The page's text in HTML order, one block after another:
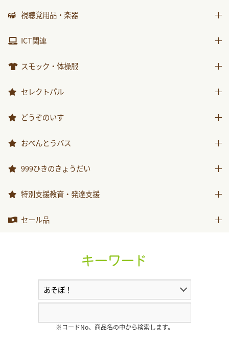
包装紙・紙袋
画材
視聴覚用品・楽器
視聴覚用品
ICT関連
ICT関連
スモック・体操服
スモック
セレクトパル
先生用ウェア
どうぞのいす
どうぞのいす
おべんとうバス
おべんとうバス
999ひきのきょうだい
999ひきのきょうだい
特別支援教育・発達支援
特別支援教育・発達支援
セール品
キーワード
※コードNo、商品名の中から検索します。